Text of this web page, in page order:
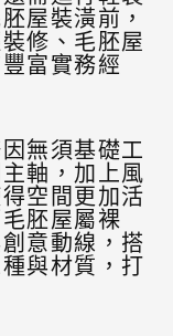
屋裝潢前，
修、毛胚屋
富實務經
無須基礎工
軸，加上風
空間更加活
胚屋屬裸
意動線，搭
與材質，打